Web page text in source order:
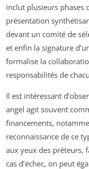
inclut plusieurs phases
présentation
devant un comité de
et enfin la signature
formalise la
responsabilités de
Il est intéressant
angel agit souvent
financements,
reconnaissance de ce
aux yeux des prêteurs,
cas d’échec, on peut